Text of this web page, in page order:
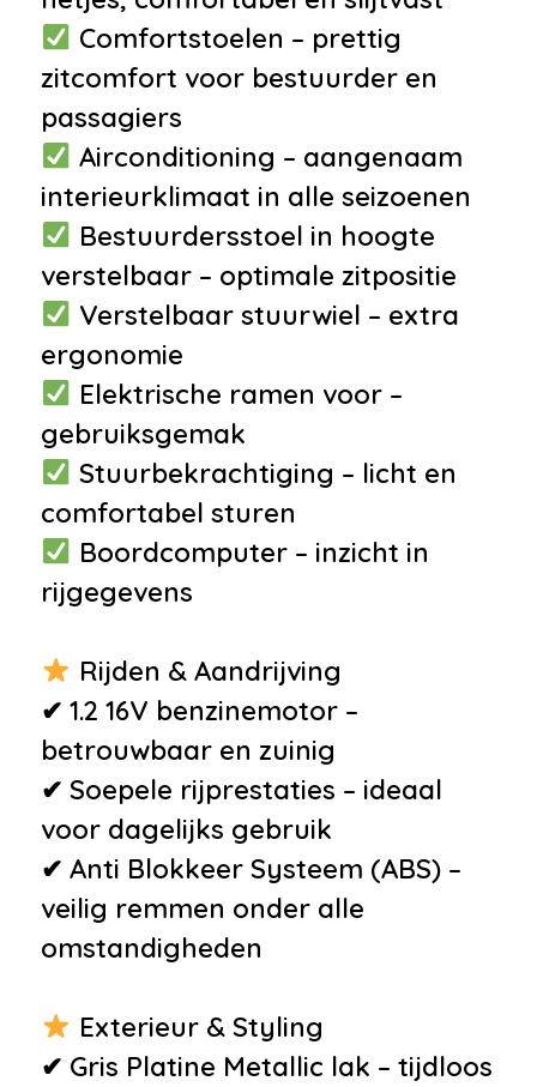
•Niet in gerookt
•Zomerbanden
Comfortstoelen – prettig
zitcomfort voor bestuurder en
passagiers
Airconditioning – aangenaam
interieurklimaat in alle seizoenen
Bestuurdersstoel in hoogte
verstelbaar – optimale zitpositie
Verstelbaar stuurwiel – extra
ergonomie
Elektrische ramen voor –
gebruiksgemak
Stuurbekrachtiging – licht en
comfortabel sturen
Boordcomputer – inzicht in
rijgegevens
Rijden & Aandrijving
✔ 1.2 16V benzinemotor –
betrouwbaar en zuinig
✔ Soepele rijprestaties – ideaal
voor dagelijks gebruik
✔ Anti Blokkeer Systeem (ABS) –
veilig remmen onder alle
omstandigheden
Exterieur & Styling
✔ Gris Platine Metallic lak – tijdloos